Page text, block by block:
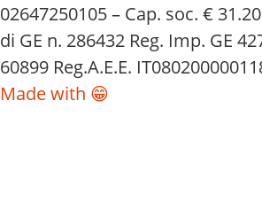
02647250105 – Cap. soc. €
di GE n. 286432 Reg. Imp. GE
60899 Reg.A.E.E.
Made with 😁